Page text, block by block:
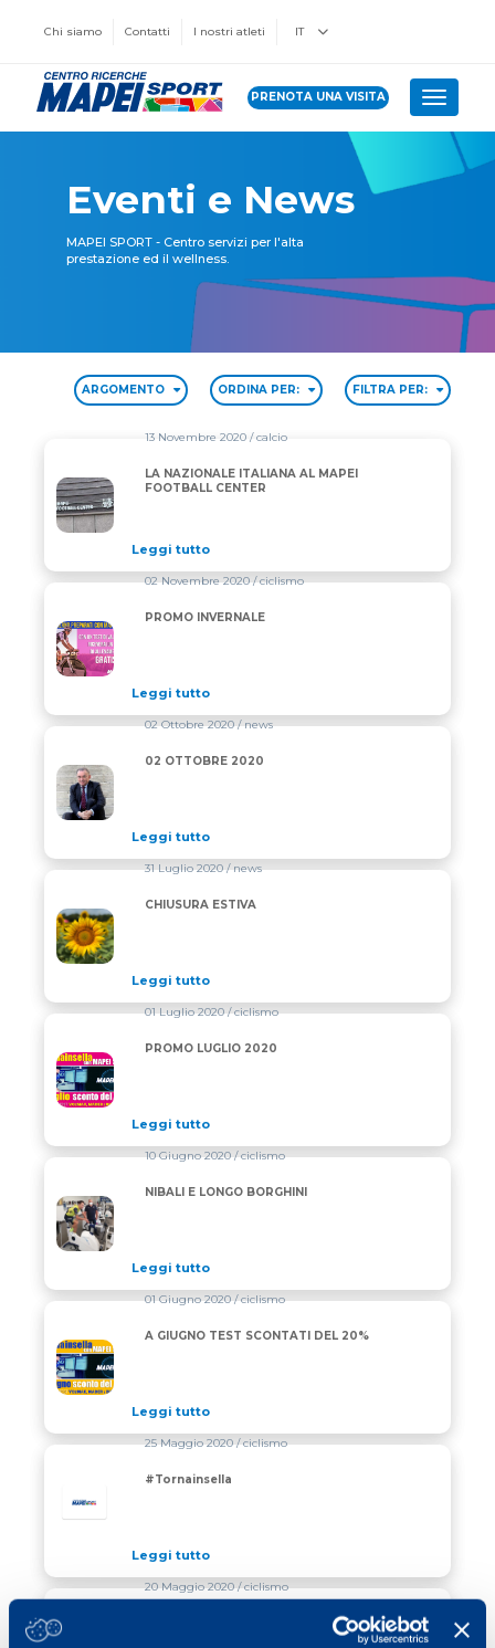
Chi siamo Contatti I nostri atleti IT
PRENOTA UNA VISITA Toggle
Eventi e News
MAPEI SPORT - Centro servizi per l'alta
prestazione ed il wellness.
ARGOMENTO ORDINA PER: FILTRA PER:
LA NAZIONALE ITALIANA AL MAPEI FOOTBALL
13 Novembre 2020/ calcio
LA NAZIONALE ITALIANA AL MAPEI
FOOTBALL CENTER
Leggi tutto
PROMO INVERNALE
02 Novembre 2020/ ciclismo
PROMO INVERNALE
Leggi tutto
02 OTTOBRE 2020
02 Ottobre 2020/ news
02 OTTOBRE 2020
Leggi tutto
CHIUSURA ESTIVA
31 Luglio 2020/ news
CHIUSURA ESTIVA
Leggi tutto
PROMO LUGLIO 2020
01 Luglio 2020/ ciclismo
PROMO LUGLIO 2020
Leggi tutto
NIBALI E LONGO BORGHINI
10 Giugno 2020/ ciclismo
NIBALI E LONGO BORGHINI
Leggi tutto
A GIUGNO TEST SCONTATI DEL 20%
01 Giugno 2020/ ciclismo
A GIUGNO TEST SCONTATI DEL 20%
Leggi tutto
25 Maggio 2020/ ciclismo
#Tornainsella
Leggi tutto
COMUNICATO RE STELVIO 2020
20 Maggio 2020/ ciclismo
COMUNICATO RE STELVIO 2020